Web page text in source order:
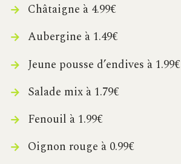
Châtaigne à 4.99€
Aubergine à 1.49€
Jeune pousse d’endives à 1.99€
Salade mix à 1.79€
Fenouil à 1.99€
Oignon rouge à 0.99€